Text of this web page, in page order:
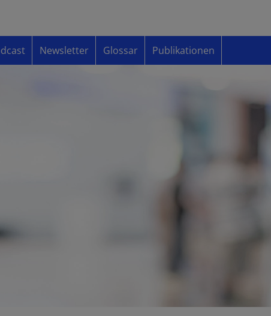
Newsletter Glossar Publikationen